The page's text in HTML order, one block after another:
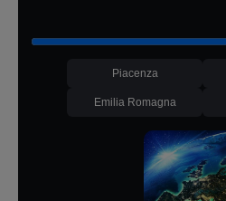
Piacenza
Emilia Romagna